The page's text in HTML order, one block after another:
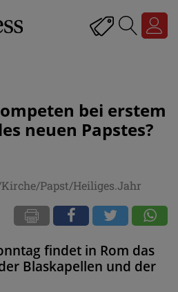
bei erstem
neuen Papstes?
Papst/Heiliges.Jahr
findet in Rom das
Blaskapellen und der